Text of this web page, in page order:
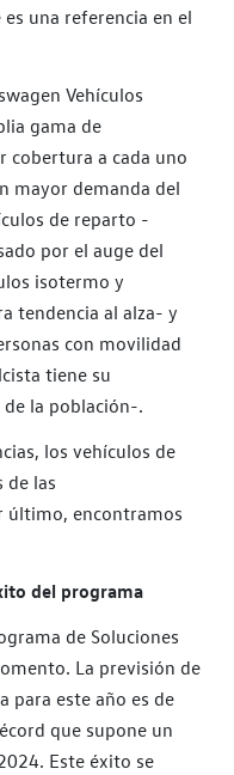
una referencia en el
Vehículos
gama de
cobertura a cada uno
mayor demanda del
de reparto -
por el auge del
isotermo y
tendencia al alza- y
con movilidad
tiene su
la población-.
los vehículos de
de las
último, encontramos
del programa
de Soluciones
La previsión de
para este año es de
que supone un
Este éxito se